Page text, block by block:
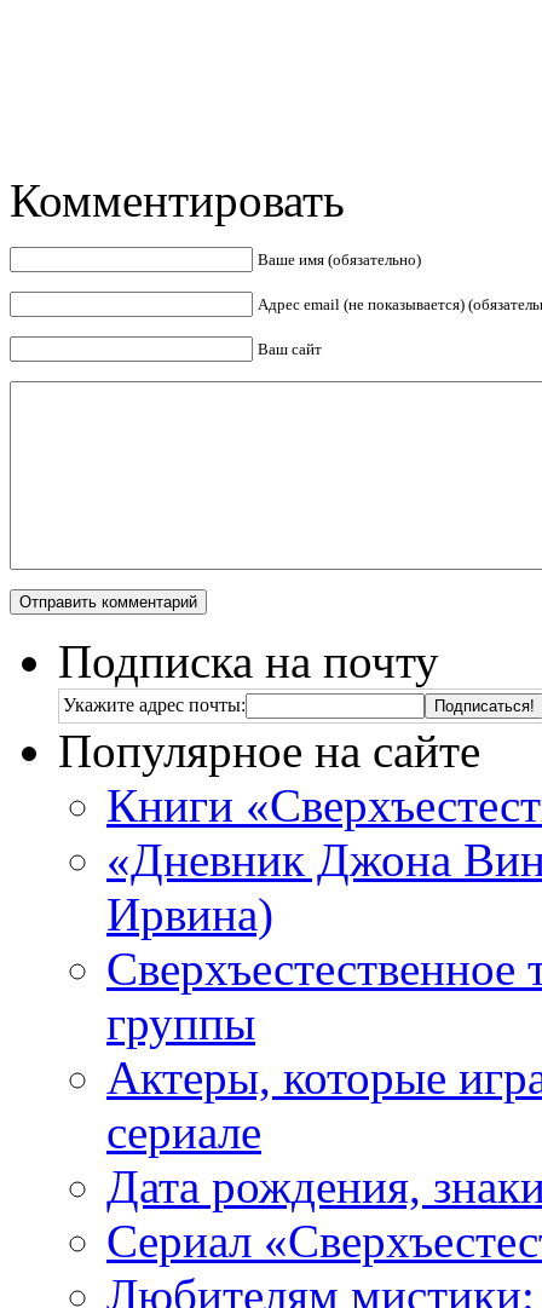
Комментировать
Ваше имя (обязательно)
Адрес email (не показывается)
Ваш сайт
Подписка на почту
Укажите адрес почты:
Популярное на сайте
Книги
«Дневник Джона
Ирвина)
Сверхъестественное
группы
Актеры, которые
сериале
Дата рождения,
Сериал
Любителям